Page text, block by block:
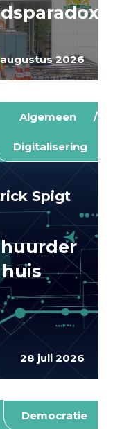
2026
Algemeen
Digitalisering
28 juli 2026
Spigt
Democratie